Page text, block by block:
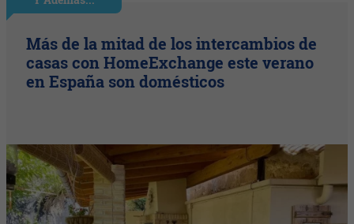
Más de la mitad de los intercambios de
casas con HomeExchange este verano
en España son domésticos